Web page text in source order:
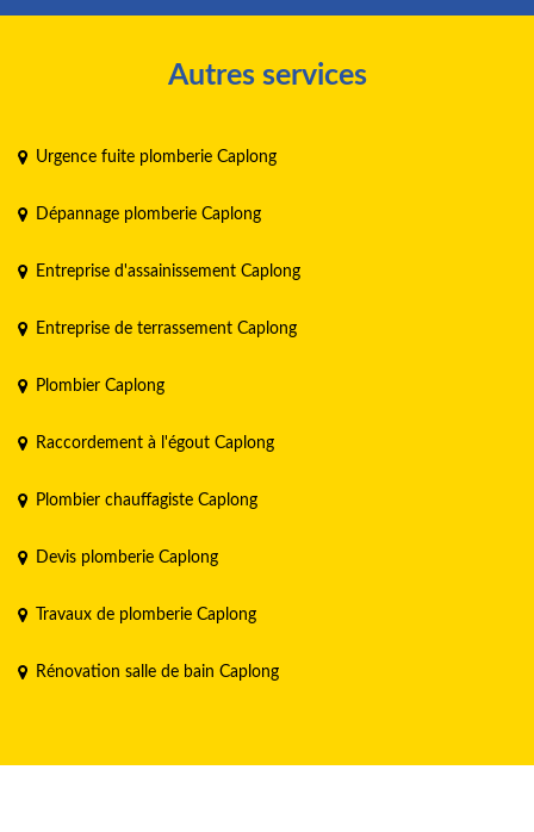
Autres services
Urgence fuite plomberie Caplong
Dépannage plomberie Caplong
Entreprise d'assainissement Caplong
Entreprise de terrassement Caplong
Plombier Caplong
Raccordement à l'égout Caplong
Plombier chauffagiste Caplong
Devis plomberie Caplong
Travaux de plomberie Caplong
Rénovation salle de bain Caplong